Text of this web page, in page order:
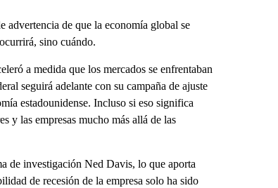
de que la economía global se
sino cuándo.
a medida que los mercados se enfrentaban
seguirá adelante con su campaña de ajuste
estadounidense. Incluso si eso significa
y las empresas mucho más allá de las
de investigación Ned Davis, lo que aporta
de recesión de la empresa solo ha sido